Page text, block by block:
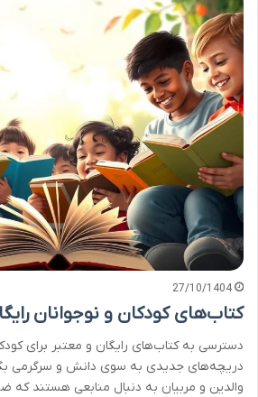
27/10/1404
کتاب‌های کودکان و نوجوانان
دسترسی به کتاب‌های رایگان و معتبر برای
دریچه‌های جدیدی به سوی دانش و سرگرمی
والدین و مربیان به دنبال منابعی هستند